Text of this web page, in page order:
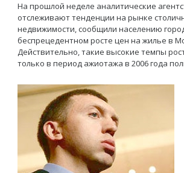
На прошлой неделе аналитические
отслеживают тенденции на рынке
недвижимости, сообщили населению
беспрецедентном росте цен на жилье в
Действительно, такие высокие темпы
только в период ажиотажа в 2006 года